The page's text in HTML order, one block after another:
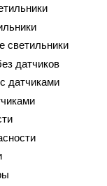
светильники
датчиков
датчиками